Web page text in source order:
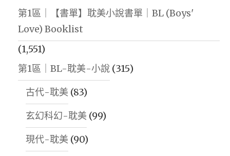
第1區｜【書單】耽美小說書單｜BL (Boys'
Love) Booklist
(1,551)
第1區｜BL-耽美-小說 (315)
古代-耽美 (83)
玄幻科幻-耽美 (99)
現代-耽美 (90)